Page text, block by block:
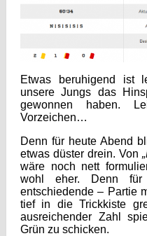
Etwas beruhigend ist
unsere Jungs das
gewonnen haben.
Vorzeichen…
Denn für heute Abend
etwas düster drein. Von
wäre noch nett
wohl eher. Denn
entschiedende – Partie
tief in die Trickkiste
ausreichender Zahl
Grün zu schicken.